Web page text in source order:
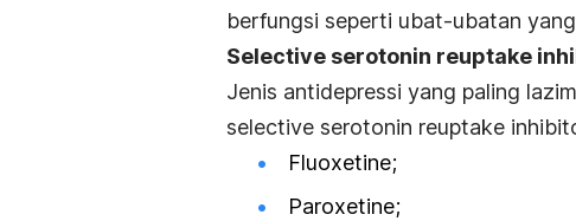
berfungsi seperti ubat-ubatan
Selective serotonin reuptake
Jenis antidepressi yang paling
selective serotonin reuptake
Fluoxetine;
Paroxetine;